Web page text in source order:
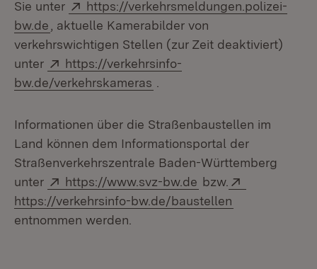
Sie unter Extern:
https://verkehrsmeldungen.polizei-
bw.de (Öffnet in neuem Fenster)
, aktuelle Kamerabilder von
verkehrswichtigen Stellen (zur Zeit deaktiviert)
unter
Extern:
https://verkehrsinfo-
bw.de/verkehrskameras
Informationen über die Straßenbaustellen im
Land können dem Informationsportal der
Straßenverkehrszentrale Baden-Württemberg
unter
Extern:
https://www.svz-bw.de (Öffnet in neuem
bzw.
https://verkehrsinfo-bw.de/baustellen
entnommen werden.